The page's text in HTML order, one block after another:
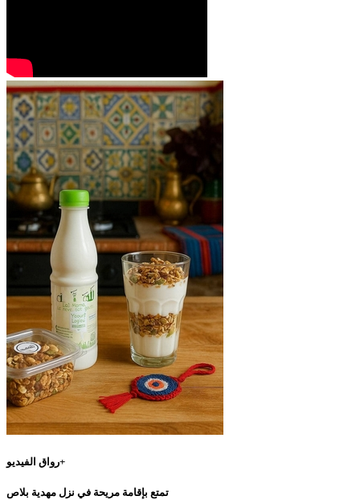
رواق الفيديو+
تمتع بإقامة مريحة في نزل مهدية بلاص